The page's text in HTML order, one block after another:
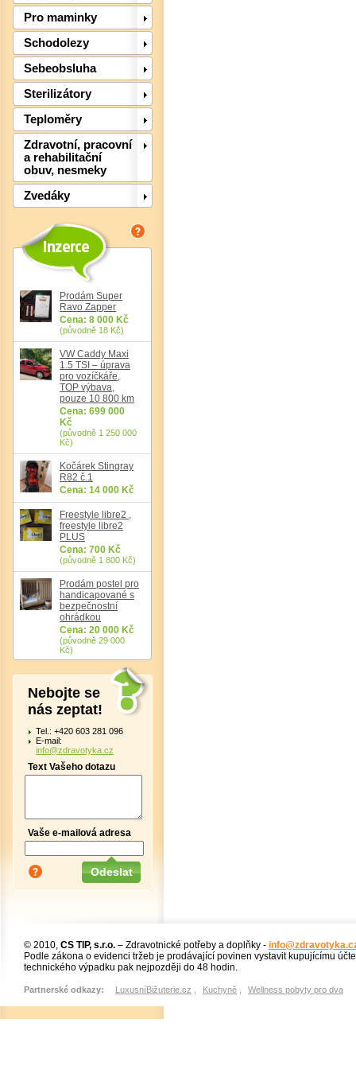
Pro maminky
Schodolezy
Sebeobsluha
Sterilizátory
Teploměry
Zdravotní, pracovní
a rehabilitační
obuv, nesmeky
Zvedáky
Prodám Super
Ravo Zapper
Cena: 8 000 Kč
(původně 18 Kč)
VW Caddy Maxi
1.5 TSI – úprava
pro vozíčkáře,
TOP výbava,
pouze 10 800 km
Cena: 699 000
Kč
(původně 1 250 000
Kč)
Kočárek Stingray
R82 č.1
Cena: 14 000 Kč
Freestyle libre2 ,
freestyle libre2
PLUS
Cena: 700 Kč
(původně 1 800 Kč)
Prodám postel pro
handicapované s
bezpečnostní
ohrádkou
Cena: 20 000 Kč
(původně 29 000
Kč)
Nebojte se
nás zeptat!
Tel.: +420 603 281 096
E-mail:
info@zdravotyka.cz
Text Vašeho dotazu
Vaše e-mailová adresa
© 2010, CS TIP, s.r.o. – Zdravotnické potřeby a doplňky -
Podle zákona o evidenci tržeb je prodávající povinen vystavit kupujícímu
technického výpadku pak nejpozději do 48 hodin.
Partnerské odkazy: LuxusníBižuterie.cz Kuchyně Wellness pobyty pro dva